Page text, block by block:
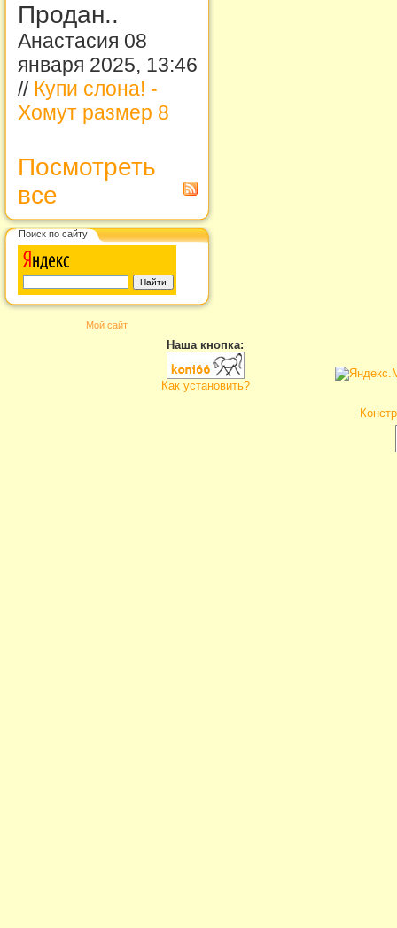
Продан..
Анастасия 08
января 2025, 13:46
// Купи слона! -
Хомут размер 8
Посмотреть
все
Поиск по сайту
Мой сайт
Наша кнопка:
Как установить?